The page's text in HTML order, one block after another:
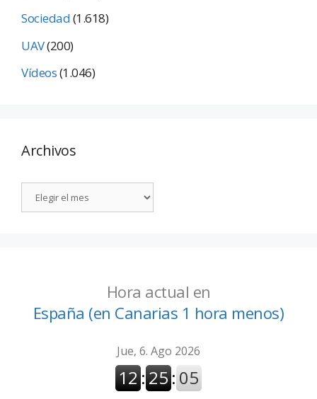
Sociedad(1.618)
UAV(200)
Vídeos(1.046)
Archivos
Hora actual en
España (en Canarias 1 hora menos)